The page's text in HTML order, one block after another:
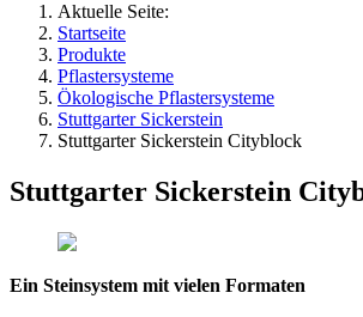
Aktuelle Seite:
Startseite
Produkte
Pflastersysteme
Ökologische Pflastersysteme
Stuttgarter Sickerstein
Stuttgarter Sickerstein Cityblock
Stuttgarter Sickerstein
Ein Steinsystem mit vielen Formaten